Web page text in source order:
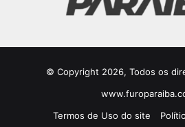
© Copyright 2026, Todos os
Termos de Uso do site